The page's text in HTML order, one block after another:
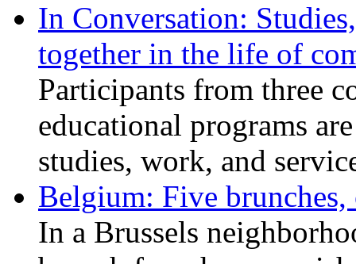
In Conversation:
together in the life of
Participants from three
educational programs
studies, work, and
Belgium: Five
In a Brussels